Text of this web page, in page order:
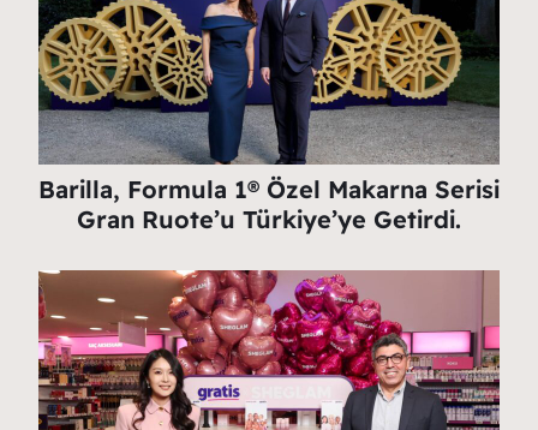
Barilla, Formula 1® Özel Makarna Serisi
Gran Ruote’u Türkiye’ye Getirdi.